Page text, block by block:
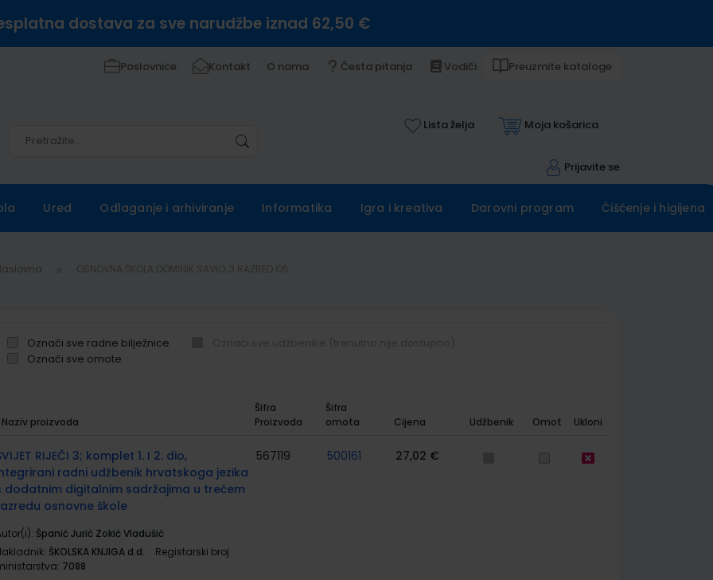
dostava za sve narudžbe iznad 62,50 €
Poslovnice Kontakt O nama Česta pitanja Vodiči Preuzmite kataloge
Lista želja Moja košarica
Prijavite se
Ured Odlaganje i arhiviranje Informatika Igra i kreativa Darovni program Čišćenje i higijena
Označi sve radne bilježnice
Označi sve omote
Naziv proizvoda
Šifra
Proizvoda
Šifra
omota
Cijena Udžbenik Omot Ukloni
RIJEČI 3; komplet 1. I 2. dio,
radni udžbenik hrvatskoga jezika
dodatnim digitalnim sadržajima u trećem
osnovne škole
Španić Jurić Zokić Vladušić
ŠKOLSKA KNJIGA d.d.
Registarski broj
7088
567119 500161 27,02 €